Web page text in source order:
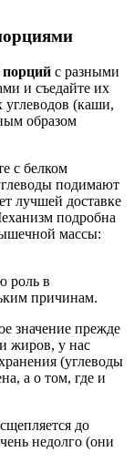
порций с разными
и съедайте их
(каши,
образом
с белком
подимают
лучшей доставке
подробна
массы:
роль в
причинам.
значение прежде
жиров, у нас
(углеводы
а о том, где и
до
недолго (они